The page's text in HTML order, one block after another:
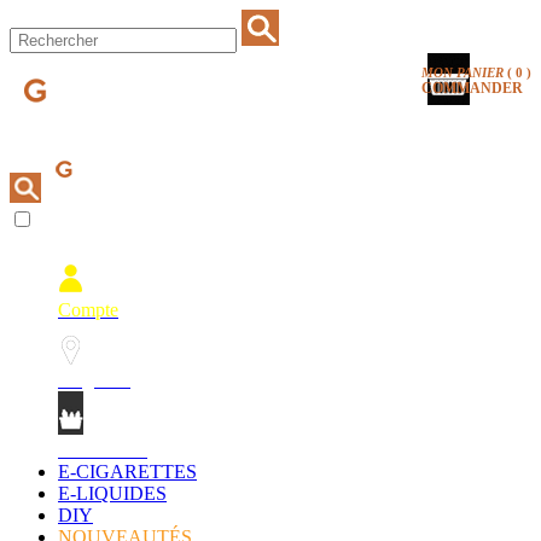
MON PANIER ( 0 )
COMMANDER
Compte
E-CIGARETTES
E-LIQUIDES
DIY
NOUVEAUTÉS